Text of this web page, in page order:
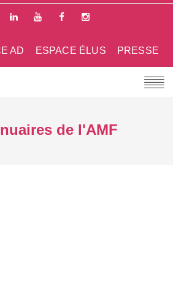
PRESSE
ESPACE ÉLUS
AD
de l'AMF